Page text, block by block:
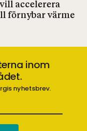
accelerera
förnybar värme
inom
nyhetsbrev.